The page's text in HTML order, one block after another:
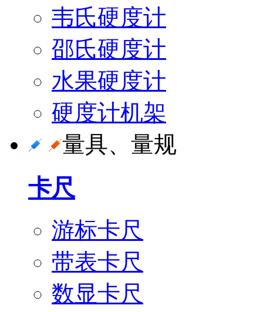
韦氏硬度计
邵氏硬度计
水果硬度计
硬度计机架
量具、量规
卡尺
游标卡尺
带表卡尺
数显卡尺